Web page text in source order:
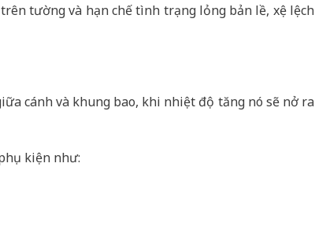
tường và hạn chế tình trạng lỏng bản lề, xệ lệch
cánh và khung bao, khi nhiệt độ tăng nó sẽ nở ra
kiện như: